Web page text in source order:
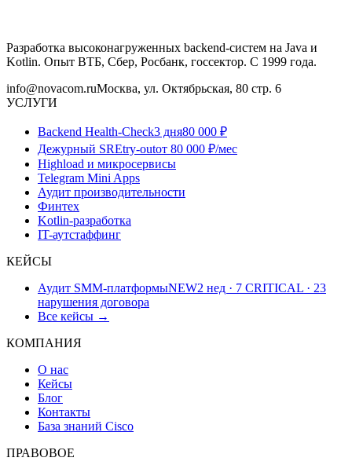
Разработка высоконагруженных backend-систем на Java и
Kotlin. Опыт ВТБ, Сбер, Росбанк, госсектор. С 1999 года.
info@novacom.ruМосква, ул. Октябрьская, 80 стр. 6
УСЛУГИ
Backend Health-Check3 дня80 000 ₽
Дежурный SREtry-outот 80 000 ₽/мес
Highload и микросервисы
Telegram Mini Apps
Аудит производительности
Финтех
Kotlin-разработка
IT-аутстаффинг
КЕЙСЫ
Аудит SMM-платформыNEW2 нед · 7 CRITICAL · 23
нарушения договора
Все кейсы →
КОМПАНИЯ
О нас
Кейсы
Блог
Контакты
База знаний Cisco
ПРАВОВОЕ